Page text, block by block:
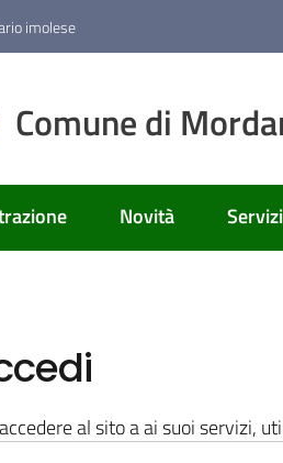
imolese
Comune di
Novità Servizi
al sito a ai suoi servizi,